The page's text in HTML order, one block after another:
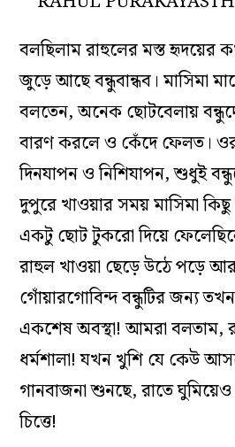
বলছিলাম রাহুলের মস্ত হৃদয়ের
জুড়ে আছে বন্ধুবান্ধব। মাসিমা
বলতেন, অনেক ছোটবেলায়
বারণ করলে ও কেঁদে ফেলত।
দিনযাপন ও নিশিযাপন, শুধুই
দুপুরে খাওয়ার সময় মাসিমা কিছু
একটু ছোট টুকরো দিয়ে
রাহুল খাওয়া ছেড়ে উঠে পড়ে
গোঁয়ারগোবিন্দ বন্ধুটির জন্য
একশেষ অবস্থা! আমরা বলতাম,
ধর্মশালা! যখন খুশি যে কেউ
গানবাজনা শুনছে, রাতে ঘুমিয়েও
চিত্তে!